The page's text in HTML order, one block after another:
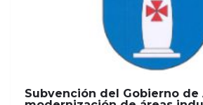
Subvención del Gobierno de